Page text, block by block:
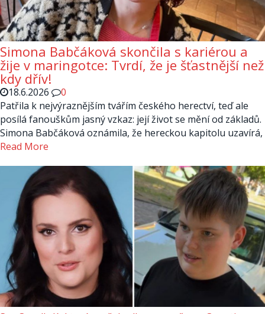
Simona Babčáková skončila s kariérou a
žije v maringotce: Tvrdí, že je šťastnější než
kdy dřív!
18.6.2026
0
Patřila k nejvýraznějším tvářím českého herectví, teď ale
posílá fanouškům jasný vzkaz: její život se mění od základů.
Simona Babčáková oznámila, že hereckou kapitolu uzavírá,
Read More